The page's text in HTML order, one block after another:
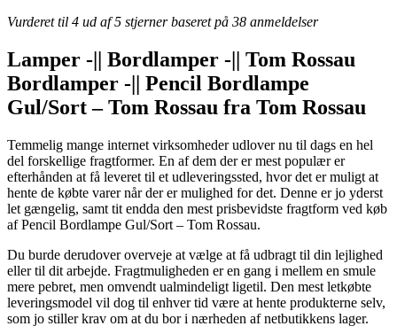
Vurderet til 4 ud af 5 stjerner baseret på 38 anmeldelser
Lamper -|| Bordlamper -|| Tom Rossau
Bordlamper -|| Pencil Bordlampe
Gul/Sort – Tom Rossau fra Tom Rossau
Temmelig mange internet virksomheder udlover nu til dags en hel
del forskellige fragtformer. En af dem der er mest populær er
efterhånden at få leveret til et udleveringssted, hvor det er muligt at
hente de købte varer når der er mulighed for det. Denne er jo yderst
let gængelig, samt tit endda den mest prisbevidste fragtform ved køb
af Pencil Bordlampe Gul/Sort – Tom Rossau.
Du burde derudover overveje at vælge at få udbragt til din lejlighed
eller til dit arbejde. Fragtmuligheden er en gang i mellem en smule
mere pebret, men omvendt ualmindeligt ligetil. Den mest letkøbte
leveringsmodel vil dog til enhver tid være at hente produkterne selv,
som jo stiller krav om at du bor i nærheden af netbutikkens lager.